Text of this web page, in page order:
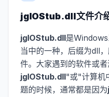
jgIOStub.dll文件介
jgIOStub.dll是
当中的一种，后缀为dll
件。大家遇到的软件或
jgIOStub.dll"或"计算机
题的时候，通常都是因为